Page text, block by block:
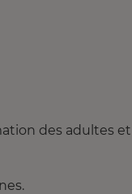
des adultes et